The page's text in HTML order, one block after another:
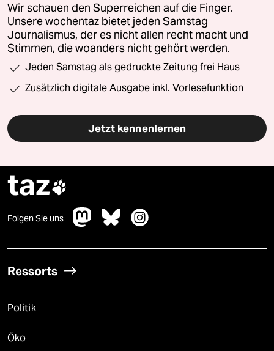
Wir schauen den Superreichen auf die Finger.
Unsere wochentaz bietet jeden Samstag
Journalismus, der es nicht allen recht macht und
Stimmen, die woanders nicht gehört werden.
Jeden Samstag als gedruckte Zeitung frei Haus
Zusätzlich digitale Ausgabe inkl. Vorlesefunktion
Jetzt kennenlernen
taz
Folgen Sie uns
Ressorts
Politik
Öko